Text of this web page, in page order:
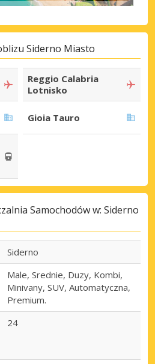
Siderno Miasto
Reggio Calabria
Lotnisko
Gioia Tauro
Samochodów w: Siderno
Siderno
Male, Srednie, Duzy, Kombi,
Minivany, SUV, Automatyczna,
Premium.
24